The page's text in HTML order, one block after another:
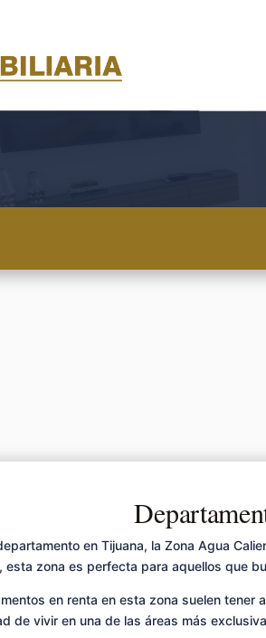
en Tijuana, la Zona Agua
, esta zona es perfecta para aquellos que
en renta en esta zona suelen
de vivir en una de las áreas más